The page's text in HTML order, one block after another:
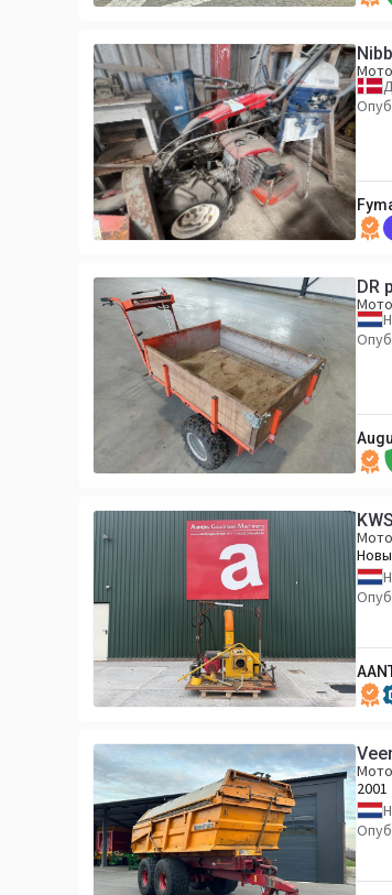
DR
KWS
2001